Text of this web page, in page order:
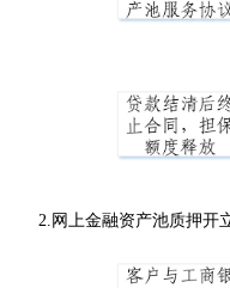
2.网上金融资产池质押开